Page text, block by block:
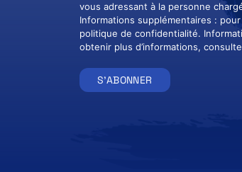
vous adressant à la personne
Informations supplémentaires :
politique de confidentialité.
obtenir plus d’informations,
S'ABONNER